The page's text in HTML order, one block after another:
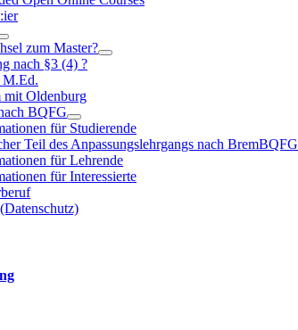
zum Master?
nach §3 (4) ?
M.Ed.
mit Oldenburg
BQFG
für Studierende
Teil des Anpassungslehrgangs nach BremBQFG
für Lehrende
für Interessierte